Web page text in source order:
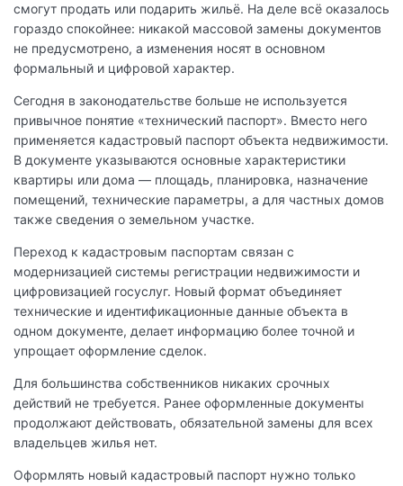
смогут продать или подарить жильё. На деле всё оказалось
гораздо спокойнее: никакой массовой замены документов
не предусмотрено, а изменения носят в основном
формальный и цифровой характер.
Сегодня в законодательстве больше не используется
привычное понятие «технический паспорт». Вместо него
применяется кадастровый паспорт объекта недвижимости.
В документе указываются основные характеристики
квартиры или дома — площадь, планировка, назначение
помещений, технические параметры, а для частных домов
также сведения о земельном участке.
Переход к кадастровым паспортам связан с
модернизацией системы регистрации недвижимости и
цифровизацией госуслуг. Новый формат объединяет
технические и идентификационные данные объекта в
одном документе, делает информацию более точной и
упрощает оформление сделок.
Для большинства собственников никаких срочных
действий не требуется. Ранее оформленные документы
продолжают действовать, обязательной замены для всех
владельцев жилья нет.
Оформлять новый кадастровый паспорт нужно только